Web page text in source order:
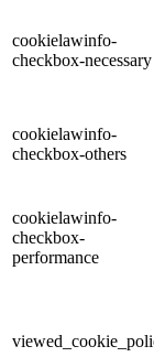
cookielawinfo-
checkbox-necessary
cookielawinfo-
checkbox-others
cookielawinfo-
checkbox-
performance